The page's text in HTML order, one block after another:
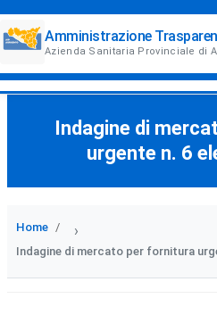
Amministrazione
Azienda Sanitaria Provinciale di
Indagine di
urgente n. 6
Home ›
Indagine di mercato per fornitura